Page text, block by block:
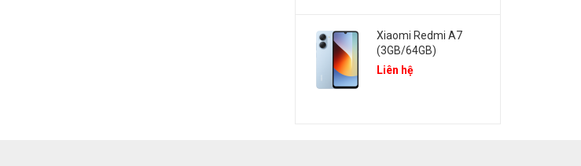
Xiaomi Redmi A7
(3GB/64GB)
Liên hệ